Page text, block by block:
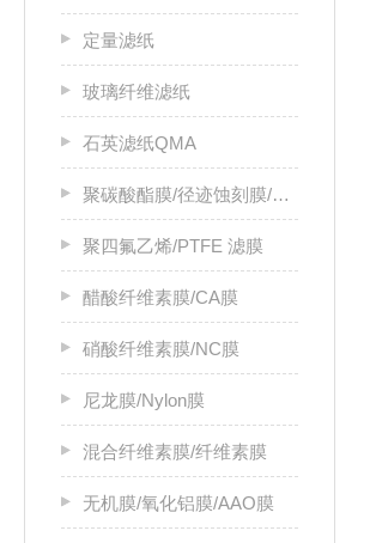
定量滤纸
玻璃纤维滤纸
石英滤纸QMA
聚碳酸酯膜/径迹蚀刻膜/PC膜
聚四氟乙烯/PTFE 滤膜
醋酸纤维素膜/CA膜
硝酸纤维素膜/NC膜
尼龙膜/Nylon膜
混合纤维素膜/纤维素膜
无机膜/氧化铝膜/AAO膜